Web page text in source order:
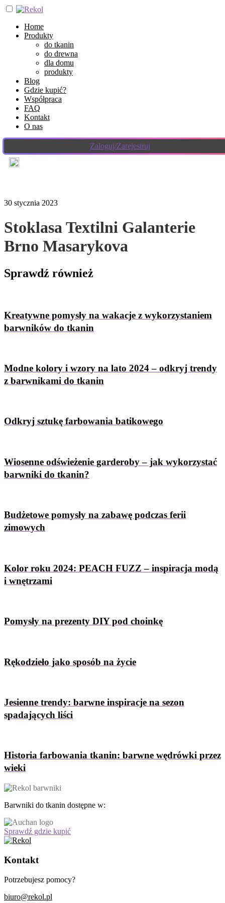
Home
Produkty
do tkanin
do drewna
dla domu
produkty
Blog
Gdzie kupić?
Współpraca
FAQ
Kontakt
O nas
Zaloguj/Zarejestruj
30 stycznia 2023
Stoklasa Textilni Galanterie
Brno Masarykova
Sprawdź również
Kreatywne pomysły na wakacje z wykorzystaniem
barwników do tkanin
Modne kolory i wzory na lato 2024 – odkryj trendy
z barwnikami do tkanin
Odkryj sztukę farbowania batikowego
Wiosenne odświeżenie garderoby – jak wykorzystać
barwniki do tkanin?
Budżetowe pomysły na zabawę podczas ferii
zimowych
Kolor roku 2024: PEACH FUZZ – inspiracja modą
i wnętrzami
Pomysły na prezenty DIY pod choinkę
Rękodzieło jako sposób na życie
Jesienne trendy: barwne inspiracje na sezon
spadających liści
Historia farbowania tkanin: barwne wędrówki przez
wieki
Barwniki do tkanin dostępne w:
Sprawdź gdzie kupić
Kontakt
Potrzebujesz pomocy?
biuro@rekol.pl